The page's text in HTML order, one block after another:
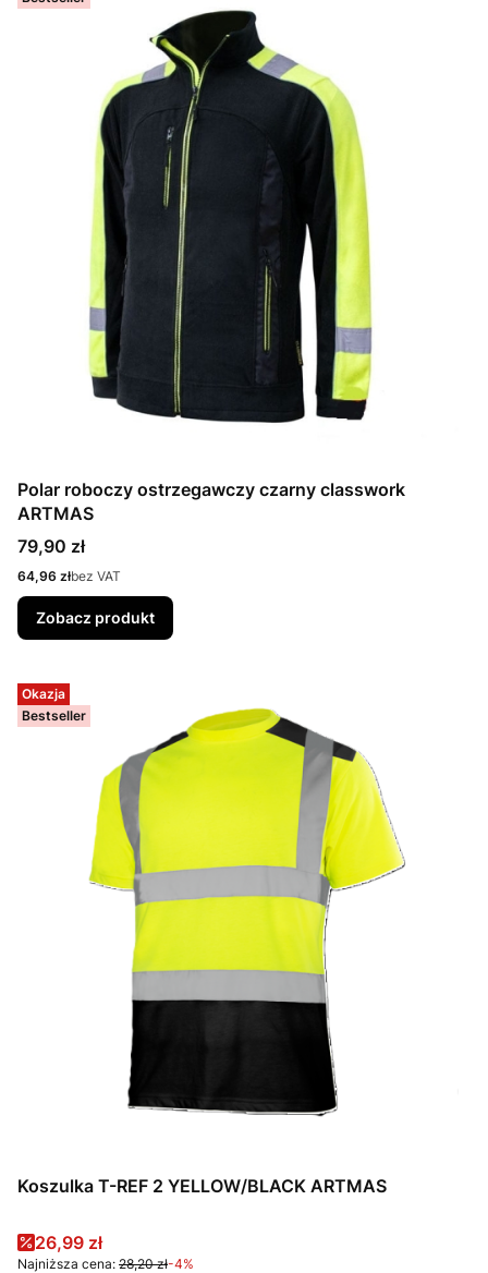
Polar roboczy ostrzegawczy czarny classwork
ARTMAS
Cena
79,90 zł
Cena
64,96 złbez VAT
Zobacz produkt
Okazja
Bestseller
Koszulka T-REF 2 YELLOW/BLACK ARTMAS
Cena promocyjna
26,99 zł
Najniższa cena: 28,20 zł-4%